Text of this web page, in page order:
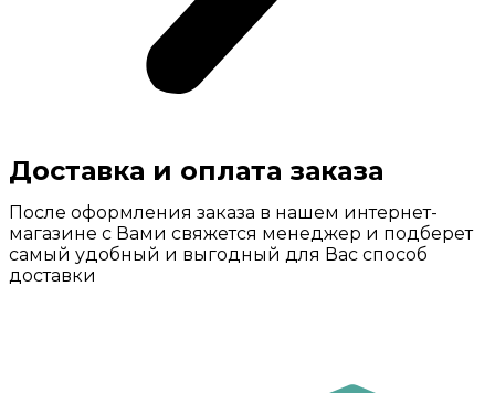
Доставка и оплата заказа
После оформления заказа в нашем интернет-
магазине с Вами свяжется менеджер и подберет
самый удобный и выгодный для Вас способ
доставки